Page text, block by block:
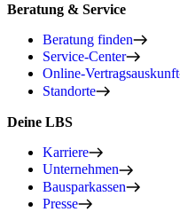
Beratung & Service
Beratung finden
Service-Center
Online-Vertragsauskunft
Standorte
Deine LBS
Karriere
Unternehmen
Bausparkassen
Presse